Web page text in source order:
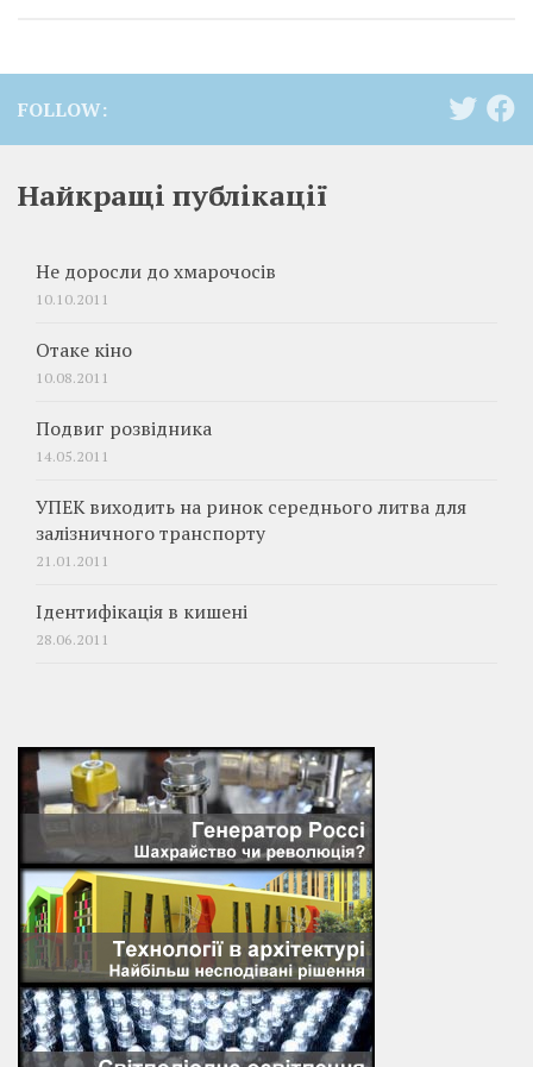
FOLLOW:
Найкращі публікації
Не доросли до хмарочосів
10.10.2011
Отаке кіно
10.08.2011
Подвиг розвідника
14.05.2011
УПЕК виходить на ринок середнього литва для
залізничного транспорту
21.01.2011
Ідентифікація в кишені
28.06.2011